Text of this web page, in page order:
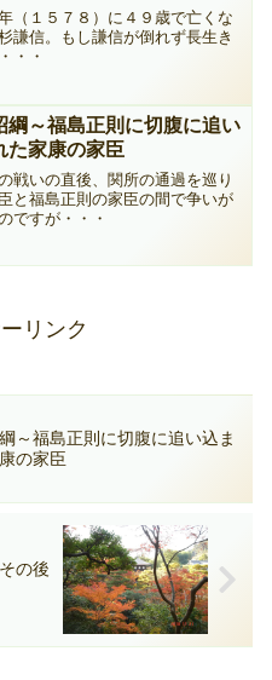
（１５７８）に４９歳で亡くな
謙信。もし謙信が倒れず長生き
・・
綱～福島正則に切腹に追い
た家康の家臣
戦いの直後、関所の通過を巡り
と福島正則の家臣の間で争いが
ですが・・・
リンク
～福島正則に切腹に追い込ま
の家臣
の後